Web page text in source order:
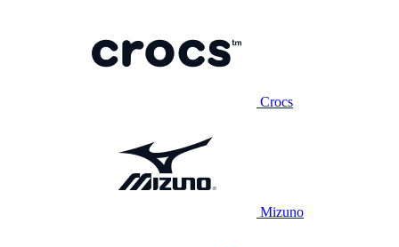
Crocs
Mizuno